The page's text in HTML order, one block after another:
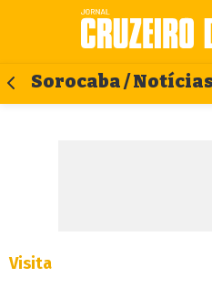
Sorocaba /
Visita